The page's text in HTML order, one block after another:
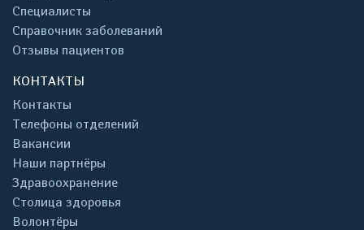
Специалисты
Справочник заболеваний
Отзывы пациентов
КОНТАКТЫ
Контакты
Телефоны отделений
Вакансии
Наши партнёры
Здравоохранение
Столица здоровья
Волонтёры